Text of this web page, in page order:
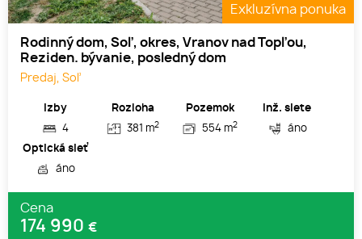
Exkluzívna ponuka
Rodinný dom, Soľ, okres, Vranov nad Topľou,
Reziden. bývanie, posledný dom
Predaj, Soľ
Izby
4
Rozloha
381 m2
Pozemok
554 m2
Inž. siete
áno
Optická sieť
áno
Cena
174 990 €